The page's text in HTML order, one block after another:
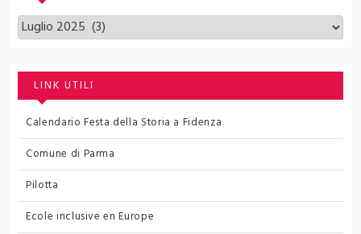
Archivi
LINK UTILI
Calendario Festa della Storia a Fidenza
Comune di Parma
Pilotta
Ecole inclusive en Europe